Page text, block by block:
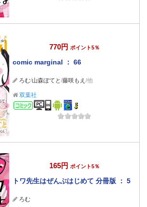
770円 ポイント5％
comic marginal ： 66
ろむ/山森ぽてと /藤咲もえ /他
双葉社
コミック
165円 ポイント5％
トワ先生はぜんぶはじめて 分冊版 ： 5
ろむ